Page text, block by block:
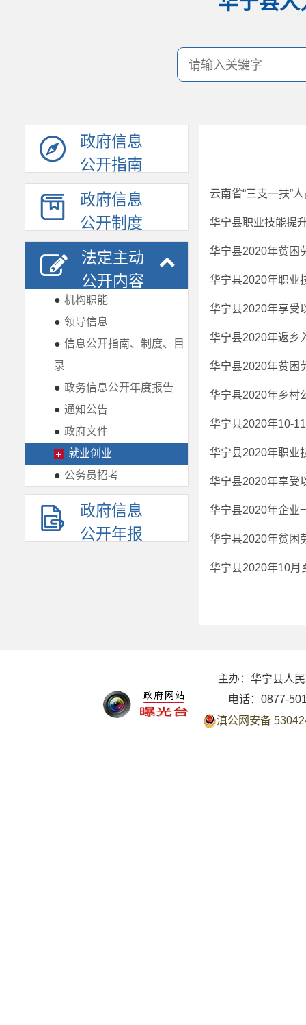
政府信息
公开指南
政府信息
公开制度
法定主动
公开内容
● 机构职能
● 领导信息
● 信息公开指南、制度、目
录
● 政务信息公开年度报告
● 通知公告
● 政府文件
就业创业
● 公务员招考
政府信息
公开年报
云南省“三支一扶”
华宁县职业技能提
华宁县2020年贫困
华宁县2020年职业
华宁县2020年享受
华宁县2020年返乡
华宁县2020年贫困
华宁县2020年乡村
华宁县2020年10-
华宁县2020年职业
华宁县2020年享受
华宁县2020年企业
华宁县2020年贫困
华宁县2020年10月
主办：华宁县人
电话：0877-
滇公网安备